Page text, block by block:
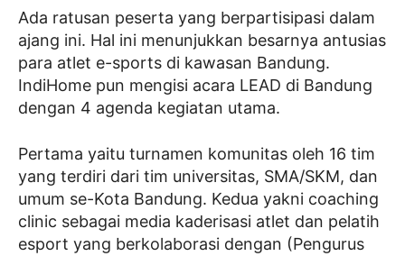
Ada ratusan peserta yang berpartisipasi dalam
ajang ini. Hal ini menunjukkan besarnya antusias
para atlet e-sports di kawasan Bandung.
IndiHome pun mengisi acara LEAD di Bandung
dengan 4 agenda kegiatan utama.
Pertama yaitu turnamen komunitas oleh 16 tim
yang terdiri dari tim universitas, SMA/SKM, dan
umum se-Kota Bandung. Kedua yakni coaching
clinic sebagai media kaderisasi atlet dan pelatih
esport yang berkolaborasi dengan (Pengurus